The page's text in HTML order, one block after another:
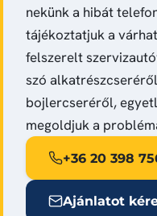
nekünk a hibát
tájékoztatjuk a
felszerelt
szó
bojlercseréről,
megoldjuk a
+36 20 398
Ajánlatot